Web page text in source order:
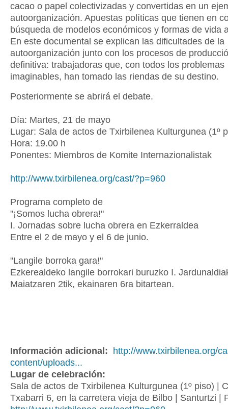
cacao o papel colectivizadas y convertidas en un
autoorganización. Apuestas políticas que tienen en
búsqueda de modelos económicos y formas de vida
En este documental se explican las dificultades de la
autoorganización junto con los procesos de
definitiva: trabajadoras que, con todos los problemas
imaginables, han tomado las riendas de su destino.
Posteriormente se abrirá el debate.
Día: Martes, 21 de mayo
Lugar: Sala de actos de Txirbilenea Kulturgunea (1º
Hora: 19.00 h
Ponentes: Miembros de Komite Internazionalistak
http://www.txirbilenea.org/cast/?p=960
Programa completo de
"¡Somos lucha obrera!"
I. Jornadas sobre lucha obrera en Ezkerraldea
Entre el 2 de mayo y el 6 de junio.
"Langile borroka gara!"
Ezkerealdeko langile borrokari buruzko I.
Maiatzaren 2tik, ekainaren 6ra bitartean.
Información adicional:
http://www.txirbilenea.org/
content/uploads...
Lugar de celebración:
Sala de actos de Txirbilenea Kulturgunea (1º piso) |
Txabarri 6, en la carretera vieja de Bilbo | Santurtzi |